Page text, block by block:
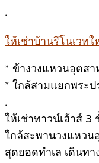
.
ให้เช่าบ้านรีโนเวท
* ข้างวงแหวนอุตสา
* ใกล้สามแยกพระป
.
ให้เช่าทาวน์เฮ้าส์ 3
ใกล้สะพานวงแหว
สุดยอดทำเล เดินท